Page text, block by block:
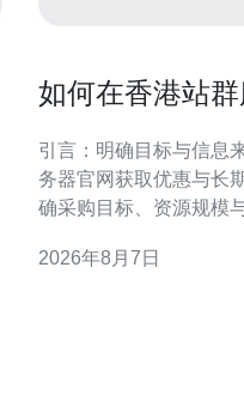
如何在香港站
引言：明确目标与信息来源 在寻找如何在香港
务器官网获取优惠与长
确采购目标、资源规模
重官网途径与谈判策略
2026年8月7日